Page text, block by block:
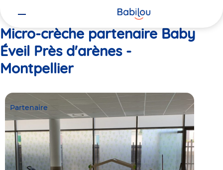
Micro-crèche partenaire Baby
Éveil Près d'arènes -
Montpellier
Partenaire